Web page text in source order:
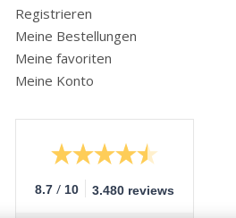
Registrieren
Meine Bestellungen
Meine favoriten
Meine Konto
8.7 / 10 3.480 reviews